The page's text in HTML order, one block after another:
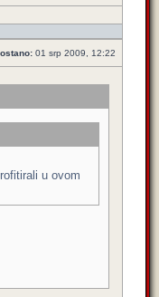
01 srp 2009, 12:22
u ovom